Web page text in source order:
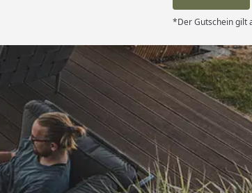
*Der Gutschein gilt
(aufgrund
Erfahrung
und: bei
einem
Versand